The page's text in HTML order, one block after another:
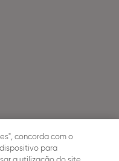
concorda com o
para